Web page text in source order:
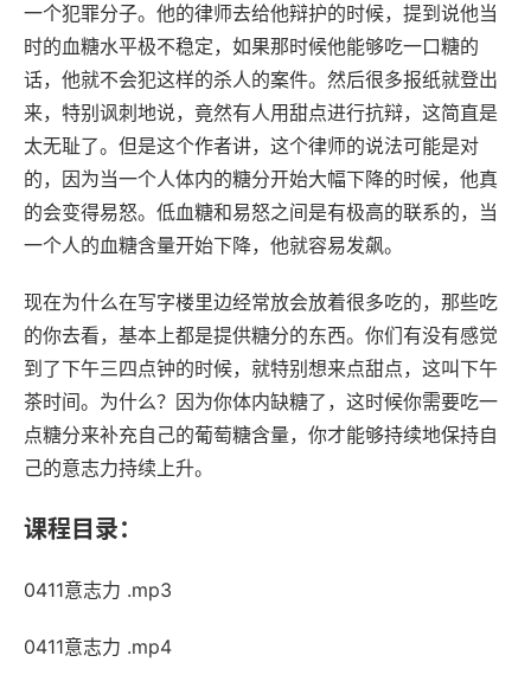
一个犯罪分子。他的律师去给他辩护的时候，提到说他当
时的血糖水平极不稳定，如果那时候他能够吃一口糖的
话，他就不会犯这样的杀人的案件。然后很多报纸就登出
来，特别讽刺地说，竟然有人用甜点进行抗辩，这简直是
太无耻了。但是这个作者讲，这个律师的说法可能是对
的，因为当一个人体内的糖分开始大幅下降的时候，他真
的会变得易怒。低血糖和易怒之间是有极高的联系的，当
一个人的血糖含量开始下降，他就容易发飙。
现在为什么在写字楼里边经常放会放着很多吃的，那些吃
的你去看，基本上都是提供糖分的东西。你们有没有感觉
到了下午三四点钟的时候，就特别想来点甜点，这叫下午
茶时间。为什么？因为你体内缺糖了，这时候你需要吃一
点糖分来补充自己的葡萄糖含量，你才能够持续地保持自
己的意志力持续上升。
课程目录：
0411意志力 .mp3
0411意志力 .mp4